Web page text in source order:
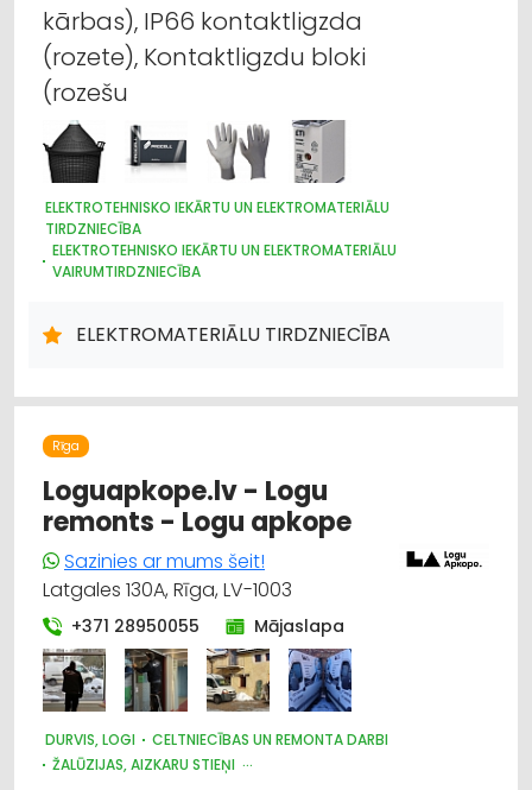
kārbas), IP66 kontaktligzda
(rozete), Kontaktligzdu bloki
(rozešu
ELEKTROTEHNISKO IEKĀRTU UN ELEKTROMATERIĀLU
TIRDZNIECĪBA
ELEKTROTEHNISKO IEKĀRTU UN ELEKTROMATERIĀLU
VAIRUMTIRDZNIECĪBA
APGAISMES TEHNIKAS VAIRUMTIRDZNIECĪBA
ELEKTRONISKĀS IERĪCES, KOMPONENTES
INSTRUMENTU UN DARBARĪKU TIRDZNIECĪBA
ELEKTROMONTĀŽA, ELEKTROINSTALĀCIJA
CELTNIECĪBAS UN REMONTA DARBI
DIZAINS UN INTERJERS; PRIEKŠMETI UN PAKALPOJUMI
SAIMNIECĪBAS PREČU TIRDZNIECĪBA
ELEKTROMATERIĀLU TIRDZNIECĪBA
Rīga
Loguapkope.lv - Logu
remonts - Logu apkope
Sazinies ar mums šeit!
Latgales 130A, Rīga, LV-1003
+371 28950055 Mājaslapa
DURVIS, LOGI
CELTNIECĪBAS UN REMONTA DARBI
ŽALŪZIJAS, AIZKARU STIEŅI